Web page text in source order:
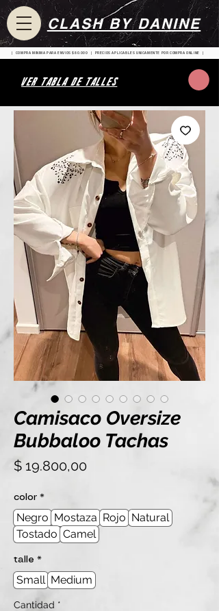
| COMPRA MINIMA PARA ENVIOS $80.000 | PRECIOS APLICABLES UNICAMENTE POR COMPRA ONLINE |
CLASH BY DANINE
VER TABLA DE TALLES
Camisaco Oversize
Bubbaloo Tachas
$ 19.800,00Precio
color *
Negro Mostaza Rojo Natural
Tostado Camel
talle *
Small Medium
Cantidad *